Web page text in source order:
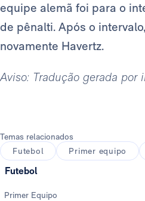
equipe alemã foi para o
de pênalti. Após o
novamente Havertz.
Aviso: Tradução gerada
Temas relacionados
Futebol
Primer equipo
Futebol
Primer Equipo